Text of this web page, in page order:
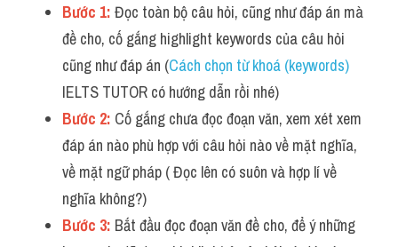
IELTS Advice
Đề thi thật Task 2
Listening
Speaking
Writing
Reading
Bước 1: Đọc toàn bộ câu hỏi, cũng như đáp án mà
đề cho, cố gắng highlight keywords của câu hỏi
cũng như đáp án (Cách chọn từ khoá (keywords)
IELTS TUTOR có hướng dẫn rồi nhé)
Bước 2: Cố gắng chưa đọc đoạn văn, xem xét xem
đáp án nào phù hợp với câu hỏi nào về mặt nghĩa,
về mặt ngữ pháp ( Đọc lên có suôn và hợp lí về
nghĩa không?)
Bước 3: Bắt đầu đọc đoạn văn đề cho, để ý những